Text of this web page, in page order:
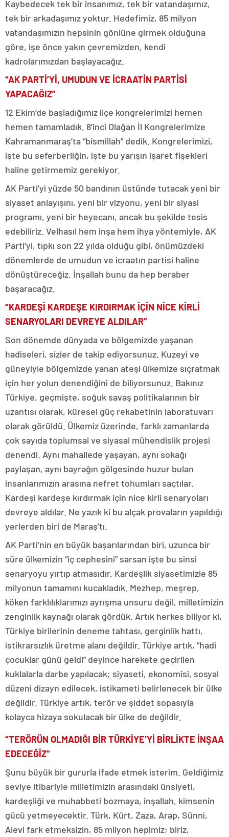
Kaybedecek tek bir insanımız, tek bir vatandaşımız,
tek bir arkadaşımız yoktur. Hedefimiz, 85 milyon
vatandaşımızın hepsinin gönlüne girmek olduğuna
göre, işe önce yakın çevremizden, kendi
kadrolarımızdan başlayacağız.
“AK PARTİ’Yİ, UMUDUN VE İCRAATİN PARTİSİ
YAPACAĞIZ”
12 Ekim’de başladığımız ilçe kongrelerimizi hemen
hemen tamamladık. 8’inci Olağan İl Kongrelerimize
Kahramanmaraş’ta “bismillah” dedik. Kongrelerimizi,
işte bu seferberliğin, işte bu yarışın işaret fişekleri
haline getirmemiz gerekiyor.
AK Parti’yi yüzde 50 bandının üstünde tutacak yeni bir
siyaset anlayışını, yeni bir vizyonu, yeni bir siyasi
programı, yeni bir heyecanı, ancak bu şekilde tesis
edebiliriz. Velhasıl hem inşa hem ihya yöntemiyle, AK
Parti’yi, tıpkı son 22 yılda olduğu gibi, önümüzdeki
dönemlerde de umudun ve icraatın partisi haline
dönüştüreceğiz. İnşallah bunu da hep beraber
başaracağız.
“KARDEŞİ KARDEŞE KIRDIRMAK İÇİN NİCE KİRLİ
SENARYOLARI DEVREYE ALDILAR”
Son dönemde dünyada ve bölgemizde yaşanan
hadiseleri, sizler de takip ediyorsunuz. Kuzeyi ve
güneyiyle bölgemizde yanan ateşi ülkemize sıçratmak
için her yolun denendiğini de biliyorsunuz. Bakınız
Türkiye, geçmişte, soğuk savaş politikalarının bir
uzantısı olarak, küresel güç rekabetinin laboratuvarı
olarak görüldü. Ülkemiz üzerinde, farklı zamanlarda
çok sayıda toplumsal ve siyasal mühendislik projesi
denendi. Aynı mahallede yaşayan, aynı sokağı
paylaşan, aynı bayrağın gölgesinde huzur bulan
insanlarımızın arasına nefret tohumları saçtılar.
Kardeşi kardeşe kırdırmak için nice kirli senaryoları
devreye aldılar. Ne yazık ki bu alçak provaların yapıldığı
yerlerden biri de Maraş’tı.
AK Parti’nin en büyük başarılarından biri, uzunca bir
süre ülkemizin “iç cephesini” sarsan işte bu sinsi
senaryoyu yırtıp atmasıdır. Kardeşlik siyasetimizle 85
milyonun tamamını kucakladık. Mezhep, meşrep,
köken farklılıklarımızı ayrışma unsuru değil, milletimizin
zenginlik kaynağı olarak gördük. Artık herkes biliyor ki,
Türkiye birilerinin deneme tahtası, gerginlik hattı,
istikrarsızlık üretme alanı değildir. Türkiye artık, “hadi
çocuklar günü geldi” deyince harekete geçirilen
kuklalarla darbe yapılacak; siyaseti, ekonomisi, sosyal
düzeni dizayn edilecek, istikameti belirlenecek bir ülke
değildir. Türkiye artık, terör ve şiddet sopasıyla
kolayca hizaya sokulacak bir ülke de değildir.
“TERÖRÜN OLMADIĞI BİR TÜRKİYE’Yİ BİRLİKTE İNŞAA
EDECEĞİZ”
Şunu büyük bir gururla ifade etmek isterim. Geldiğimiz
seviye itibariyle milletimizin arasındaki ünsiyeti,
kardeşliği ve muhabbeti bozmaya, inşallah, kimsenin
gücü yetmeyecektir. Türk, Kürt, Zaza, Arap, Sünni,
Alevi fark etmeksizin, 85 milyon hepimiz; biriz,